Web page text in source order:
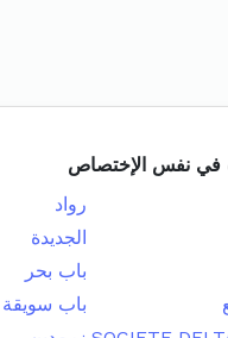
نفس الإختصاص
رواد
الجديدة
باب بحر
باب سويقة